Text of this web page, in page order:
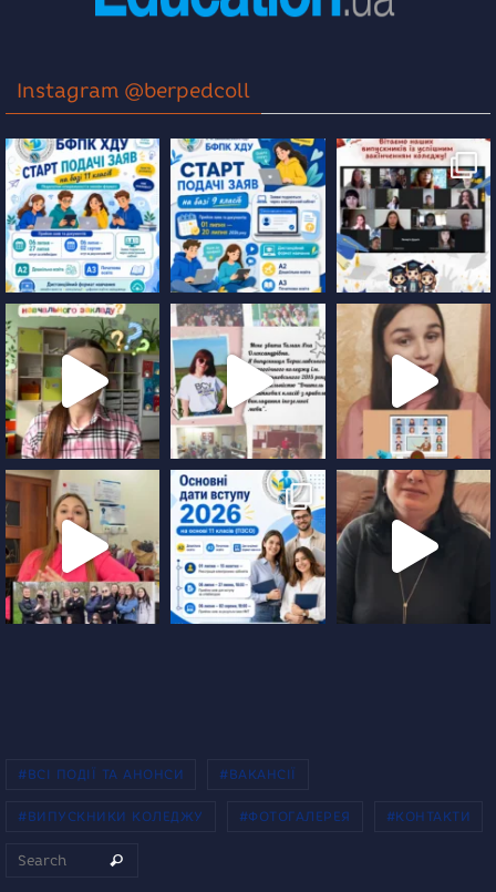
Instagram @berpedcoll
#ВСІ ПОДІЇ ТА АНОНСИ #ВАКАНСІЇ
#ВИПУСКНИКИ КОЛЕДЖУ #ФОТОГАЛЕРЕЯ #КОНТАКТИ
Search